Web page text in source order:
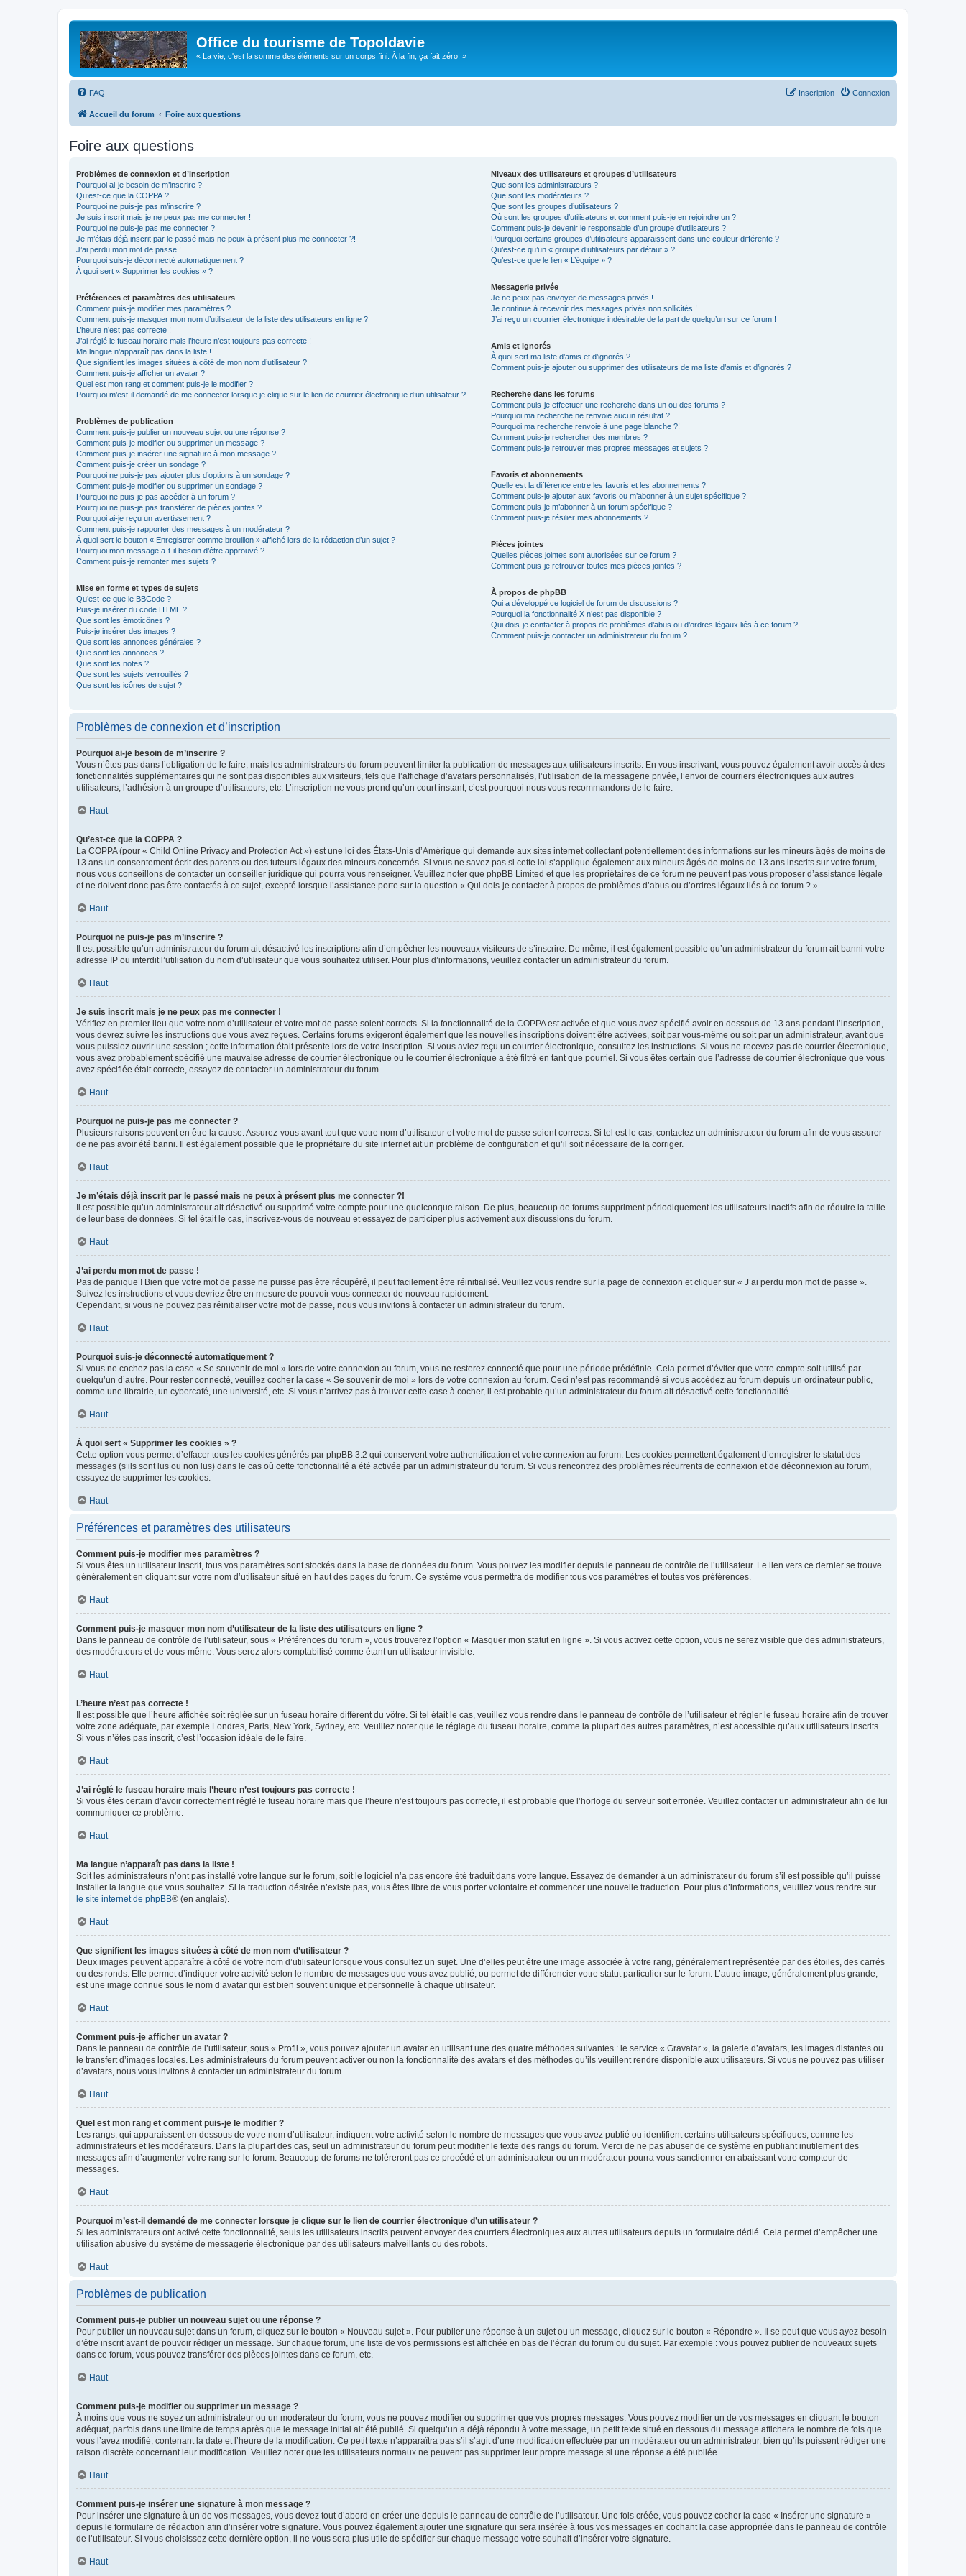
Office du tourisme de Topoldavie
« La vie, c'est la somme des éléments sur un corps fini. À la fin, ça fait zéro. »
FAQ Connexion
Inscription
Accueil du forum Foire aux questions
Foire aux questions
Problèmes de connexion et d’inscription
Pourquoi ai-je besoin de m’inscrire ?
Qu’est-ce que la COPPA ?
Pourquoi ne puis-je pas m’inscrire ?
Je suis inscrit mais je ne peux pas me connecter !
Pourquoi ne puis-je pas me connecter ?
Je m’étais déjà inscrit par le passé mais ne peux à présent plus me connecter ?!
J’ai perdu mon mot de passe !
Pourquoi suis-je déconnecté automatiquement ?
À quoi sert « Supprimer les cookies » ?
Préférences et paramètres des utilisateurs
Comment puis-je modifier mes paramètres ?
Comment puis-je masquer mon nom d’utilisateur de la liste des utilisateurs en ligne ?
L’heure n’est pas correcte !
J’ai réglé le fuseau horaire mais l’heure n’est toujours pas correcte !
Ma langue n’apparaît pas dans la liste !
Que signifient les images situées à côté de mon nom d’utilisateur ?
Comment puis-je afficher un avatar ?
Quel est mon rang et comment puis-je le modifier ?
Pourquoi m’est-il demandé de me connecter lorsque je clique sur le lien de courrier électronique d’un utilisateur ?
Problèmes de publication
Comment puis-je publier un nouveau sujet ou une réponse ?
Comment puis-je modifier ou supprimer un message ?
Comment puis-je insérer une signature à mon message ?
Comment puis-je créer un sondage ?
Pourquoi ne puis-je pas ajouter plus d’options à un sondage ?
Comment puis-je modifier ou supprimer un sondage ?
Pourquoi ne puis-je pas accéder à un forum ?
Pourquoi ne puis-je pas transférer de pièces jointes ?
Pourquoi ai-je reçu un avertissement ?
Comment puis-je rapporter des messages à un modérateur ?
À quoi sert le bouton « Enregistrer comme brouillon » affiché lors de la rédaction d’un sujet ?
Pourquoi mon message a-t-il besoin d’être approuvé ?
Comment puis-je remonter mes sujets ?
Mise en forme et types de sujets
Qu’est-ce que le BBCode ?
Puis-je insérer du code HTML ?
Que sont les émoticônes ?
Puis-je insérer des images ?
Que sont les annonces générales ?
Que sont les annonces ?
Que sont les notes ?
Que sont les sujets verrouillés ?
Que sont les icônes de sujet ?
Niveaux des utilisateurs et groupes d’utilisateurs
Que sont les administrateurs ?
Que sont les modérateurs ?
Que sont les groupes d’utilisateurs ?
Où sont les groupes d’utilisateurs et comment puis-je en rejoindre un ?
Comment puis-je devenir le responsable d’un groupe d’utilisateurs ?
Pourquoi certains groupes d’utilisateurs apparaissent dans une couleur différente ?
Qu’est-ce qu’un « groupe d’utilisateurs par défaut » ?
Qu’est-ce que le lien « L’équipe » ?
Messagerie privée
Je ne peux pas envoyer de messages privés !
Je continue à recevoir des messages privés non sollicités !
J’ai reçu un courrier électronique indésirable de la part de quelqu’un sur ce forum !
Amis et ignorés
À quoi sert ma liste d’amis et d’ignorés ?
Comment puis-je ajouter ou supprimer des utilisateurs de ma liste d’amis et d’ignorés ?
Recherche dans les forums
Comment puis-je effectuer une recherche dans un ou des forums ?
Pourquoi ma recherche ne renvoie aucun résultat ?
Pourquoi ma recherche renvoie à une page blanche ?!
Comment puis-je rechercher des membres ?
Comment puis-je retrouver mes propres messages et sujets ?
Favoris et abonnements
Quelle est la différence entre les favoris et les abonnements ?
Comment puis-je ajouter aux favoris ou m’abonner à un sujet spécifique ?
Comment puis-je m’abonner à un forum spécifique ?
Comment puis-je résilier mes abonnements ?
Pièces jointes
Quelles pièces jointes sont autorisées sur ce forum ?
Comment puis-je retrouver toutes mes pièces jointes ?
À propos de phpBB
Qui a développé ce logiciel de forum de discussions ?
Pourquoi la fonctionnalité X n’est pas disponible ?
Qui dois-je contacter à propos de problèmes d’abus ou d’ordres légaux liés à ce forum ?
Comment puis-je contacter un administrateur du forum ?
Problèmes de connexion et d’inscription
Pourquoi ai-je besoin de m’inscrire ?
Vous n’êtes pas dans l’obligation de le faire, mais les administrateurs du forum peuvent limiter la publication de messages aux utilisateurs inscrits. En vous inscrivant, vous pouvez également avoir accès à des
fonctionnalités supplémentaires qui ne sont pas disponibles aux visiteurs, tels que l’affichage d’avatars personnalisés, l’utilisation de la messagerie privée, l’envoi de courriers électroniques aux autres
utilisateurs, l’adhésion à un groupe d’utilisateurs, etc. L’inscription ne vous prend qu’un court instant, c’est pourquoi nous vous recommandons de le faire.
Haut
Qu’est-ce que la COPPA ?
La COPPA (pour « Child Online Privacy and Protection Act ») est une loi des États-Unis d’Amérique qui demande aux sites internet collectant potentiellement des informations sur les mineurs âgés de moins de
13 ans un consentement écrit des parents ou des tuteurs légaux des mineurs concernés. Si vous ne savez pas si cette loi s’applique également aux mineurs âgés de moins de 13 ans inscrits sur votre forum,
nous vous conseillons de contacter un conseiller juridique qui pourra vous renseigner. Veuillez noter que phpBB Limited et que les propriétaires de ce forum ne peuvent pas vous proposer d’assistance légale
et ne doivent donc pas être contactés à ce sujet, excepté lorsque l’assistance porte sur la question « Qui dois-je contacter à propos de problèmes d’abus ou d’ordres légaux liés à ce forum ? ».
Haut
Pourquoi ne puis-je pas m’inscrire ?
Il est possible qu’un administrateur du forum ait désactivé les inscriptions afin d’empêcher les nouveaux visiteurs de s’inscrire. De même, il est également possible qu’un administrateur du forum ait banni votre
adresse IP ou interdit l’utilisation du nom d’utilisateur que vous souhaitez utiliser. Pour plus d’informations, veuillez contacter un administrateur du forum.
Haut
Je suis inscrit mais je ne peux pas me connecter !
Vérifiez en premier lieu que votre nom d’utilisateur et votre mot de passe soient corrects. Si la fonctionnalité de la COPPA est activée et que vous avez spécifié avoir en dessous de 13 ans pendant l’inscription,
vous devrez suivre les instructions que vous avez reçues. Certains forums exigeront également que les nouvelles inscriptions doivent être activées, soit par vous-même ou soit par un administrateur, avant que
vous puissiez ouvrir une session ; cette information était présente lors de votre inscription. Si vous aviez reçu un courrier électronique, consultez les instructions. Si vous ne recevez pas de courrier électronique,
vous avez probablement spécifié une mauvaise adresse de courrier électronique ou le courrier électronique a été filtré en tant que pourriel. Si vous êtes certain que l’adresse de courrier électronique que vous
avez spécifiée était correcte, essayez de contacter un administrateur du forum.
Haut
Pourquoi ne puis-je pas me connecter ?
Plusieurs raisons peuvent en être la cause. Assurez-vous avant tout que votre nom d’utilisateur et votre mot de passe soient corrects. Si tel est le cas, contactez un administrateur du forum afin de vous assurer
de ne pas avoir été banni. Il est également possible que le propriétaire du site internet ait un problème de configuration et qu’il soit nécessaire de la corriger.
Haut
Je m’étais déjà inscrit par le passé mais ne peux à présent plus me connecter ?!
Il est possible qu’un administrateur ait désactivé ou supprimé votre compte pour une quelconque raison. De plus, beaucoup de forums suppriment périodiquement les utilisateurs inactifs afin de réduire la taille
de leur base de données. Si tel était le cas, inscrivez-vous de nouveau et essayez de participer plus activement aux discussions du forum.
Haut
J’ai perdu mon mot de passe !
Pas de panique ! Bien que votre mot de passe ne puisse pas être récupéré, il peut facilement être réinitialisé. Veuillez vous rendre sur la page de connexion et cliquer sur « J’ai perdu mon mot de passe ».
Suivez les instructions et vous devriez être en mesure de pouvoir vous connecter de nouveau rapidement.
Cependant, si vous ne pouvez pas réinitialiser votre mot de passe, nous vous invitons à contacter un administrateur du forum.
Haut
Pourquoi suis-je déconnecté automatiquement ?
Si vous ne cochez pas la case « Se souvenir de moi » lors de votre connexion au forum, vous ne resterez connecté que pour une période prédéfinie. Cela permet d’éviter que votre compte soit utilisé par
quelqu’un d’autre. Pour rester connecté, veuillez cocher la case « Se souvenir de moi » lors de votre connexion au forum. Ceci n’est pas recommandé si vous accédez au forum depuis un ordinateur public,
comme une librairie, un cybercafé, une université, etc. Si vous n’arrivez pas à trouver cette case à cocher, il est probable qu’un administrateur du forum ait désactivé cette fonctionnalité.
Haut
À quoi sert « Supprimer les cookies » ?
Cette option vous permet d’effacer tous les cookies générés par phpBB 3.2 qui conservent votre authentification et votre connexion au forum. Les cookies permettent également d’enregistrer le statut des
messages (s’ils sont lus ou non lus) dans le cas où cette fonctionnalité a été activée par un administrateur du forum. Si vous rencontrez des problèmes récurrents de connexion et de déconnexion au forum,
essayez de supprimer les cookies.
Haut
Préférences et paramètres des utilisateurs
Comment puis-je modifier mes paramètres ?
Si vous êtes un utilisateur inscrit, tous vos paramètres sont stockés dans la base de données du forum. Vous pouvez les modifier depuis le panneau de contrôle de l’utilisateur. Le lien vers ce dernier se trouve
généralement en cliquant sur votre nom d’utilisateur situé en haut des pages du forum. Ce système vous permettra de modifier tous vos paramètres et toutes vos préférences.
Haut
Comment puis-je masquer mon nom d’utilisateur de la liste des utilisateurs en ligne ?
Dans le panneau de contrôle de l’utilisateur, sous « Préférences du forum », vous trouverez l’option « Masquer mon statut en ligne ». Si vous activez cette option, vous ne serez visible que des administrateurs,
des modérateurs et de vous-même. Vous serez alors comptabilisé comme étant un utilisateur invisible.
Haut
L’heure n’est pas correcte !
Il est possible que l’heure affichée soit réglée sur un fuseau horaire différent du vôtre. Si tel était le cas, veuillez vous rendre dans le panneau de contrôle de l’utilisateur et régler le fuseau horaire afin de trouver
votre zone adéquate, par exemple Londres, Paris, New York, Sydney, etc. Veuillez noter que le réglage du fuseau horaire, comme la plupart des autres paramètres, n’est accessible qu’aux utilisateurs inscrits.
Si vous n’êtes pas inscrit, c’est l’occasion idéale de le faire.
Haut
J’ai réglé le fuseau horaire mais l’heure n’est toujours pas correcte !
Si vous êtes certain d’avoir correctement réglé le fuseau horaire mais que l’heure n’est toujours pas correcte, il est probable que l’horloge du serveur soit erronée. Veuillez contacter un administrateur afin de lui
communiquer ce problème.
Haut
Ma langue n’apparaît pas dans la liste !
Soit les administrateurs n’ont pas installé votre langue sur le forum, soit le logiciel n’a pas encore été traduit dans votre langue. Essayez de demander à un administrateur du forum s’il est possible qu’il puisse
installer la langue que vous souhaitez. Si la traduction désirée n’existe pas, vous êtes libre de vous porter volontaire et commencer une nouvelle traduction. Pour plus d’informations, veuillez vous rendre sur
le site internet de phpBB® (en anglais).
Haut
Que signifient les images situées à côté de mon nom d’utilisateur ?
Deux images peuvent apparaître à côté de votre nom d’utilisateur lorsque vous consultez un sujet. Une d’elles peut être une image associée à votre rang, généralement représentée par des étoiles, des carrés
ou des ronds. Elle permet d’indiquer votre activité selon le nombre de messages que vous avez publié, ou permet de différencier votre statut particulier sur le forum. L’autre image, généralement plus grande,
est une image connue sous le nom d’avatar qui est bien souvent unique et personnelle à chaque utilisateur.
Haut
Comment puis-je afficher un avatar ?
Dans le panneau de contrôle de l’utilisateur, sous « Profil », vous pouvez ajouter un avatar en utilisant une des quatre méthodes suivantes : le service « Gravatar », la galerie d’avatars, les images distantes ou
le transfert d’images locales. Les administrateurs du forum peuvent activer ou non la fonctionnalité des avatars et des méthodes qu’ils veuillent rendre disponible aux utilisateurs. Si vous ne pouvez pas utiliser
d’avatars, nous vous invitons à contacter un administrateur du forum.
Haut
Quel est mon rang et comment puis-je le modifier ?
Les rangs, qui apparaissent en dessous de votre nom d’utilisateur, indiquent votre activité selon le nombre de messages que vous avez publié ou identifient certains utilisateurs spécifiques, comme les
administrateurs et les modérateurs. Dans la plupart des cas, seul un administrateur du forum peut modifier le texte des rangs du forum. Merci de ne pas abuser de ce système en publiant inutilement des
messages afin d’augmenter votre rang sur le forum. Beaucoup de forums ne toléreront pas ce procédé et un administrateur ou un modérateur pourra vous sanctionner en abaissant votre compteur de
messages.
Haut
Pourquoi m’est-il demandé de me connecter lorsque je clique sur le lien de courrier électronique d’un utilisateur ?
Si les administrateurs ont activé cette fonctionnalité, seuls les utilisateurs inscrits peuvent envoyer des courriers électroniques aux autres utilisateurs depuis un formulaire dédié. Cela permet d’empêcher une
utilisation abusive du système de messagerie électronique par des utilisateurs malveillants ou des robots.
Haut
Problèmes de publication
Comment puis-je publier un nouveau sujet ou une réponse ?
Pour publier un nouveau sujet dans un forum, cliquez sur le bouton « Nouveau sujet ». Pour publier une réponse à un sujet ou un message, cliquez sur le bouton « Répondre ». Il se peut que vous ayez besoin
d’être inscrit avant de pouvoir rédiger un message. Sur chaque forum, une liste de vos permissions est affichée en bas de l’écran du forum ou du sujet. Par exemple : vous pouvez publier de nouveaux sujets
dans ce forum, vous pouvez transférer des pièces jointes dans ce forum, etc.
Haut
Comment puis-je modifier ou supprimer un message ?
À moins que vous ne soyez un administrateur ou un modérateur du forum, vous ne pouvez modifier ou supprimer que vos propres messages. Vous pouvez modifier un de vos messages en cliquant le bouton
adéquat, parfois dans une limite de temps après que le message initial ait été publié. Si quelqu’un a déjà répondu à votre message, un petit texte situé en dessous du message affichera le nombre de fois que
vous l’avez modifié, contenant la date et l’heure de la modification. Ce petit texte n’apparaîtra pas s’il s’agit d’une modification effectuée par un modérateur ou un administrateur, bien qu’ils puissent rédiger une
raison discrète concernant leur modification. Veuillez noter que les utilisateurs normaux ne peuvent pas supprimer leur propre message si une réponse a été publiée.
Haut
Comment puis-je insérer une signature à mon message ?
Pour insérer une signature à un de vos messages, vous devez tout d’abord en créer une depuis le panneau de contrôle de l’utilisateur. Une fois créée, vous pouvez cocher la case « Insérer une signature »
depuis le formulaire de rédaction afin d’insérer votre signature. Vous pouvez également ajouter une signature qui sera insérée à tous vos messages en cochant la case appropriée dans le panneau de contrôle
de l’utilisateur. Si vous choisissez cette dernière option, il ne vous sera plus utile de spécifier sur chaque message votre souhait d’insérer votre signature.
Haut